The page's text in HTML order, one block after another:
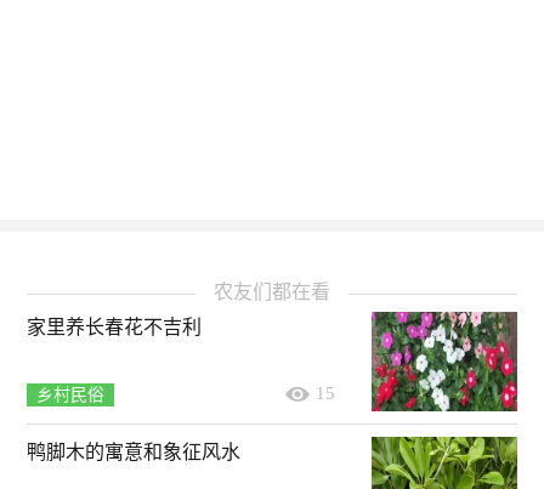
农友们都在看
家里养长春花不吉利
乡村民俗 15
鸭脚木的寓意和象征风水